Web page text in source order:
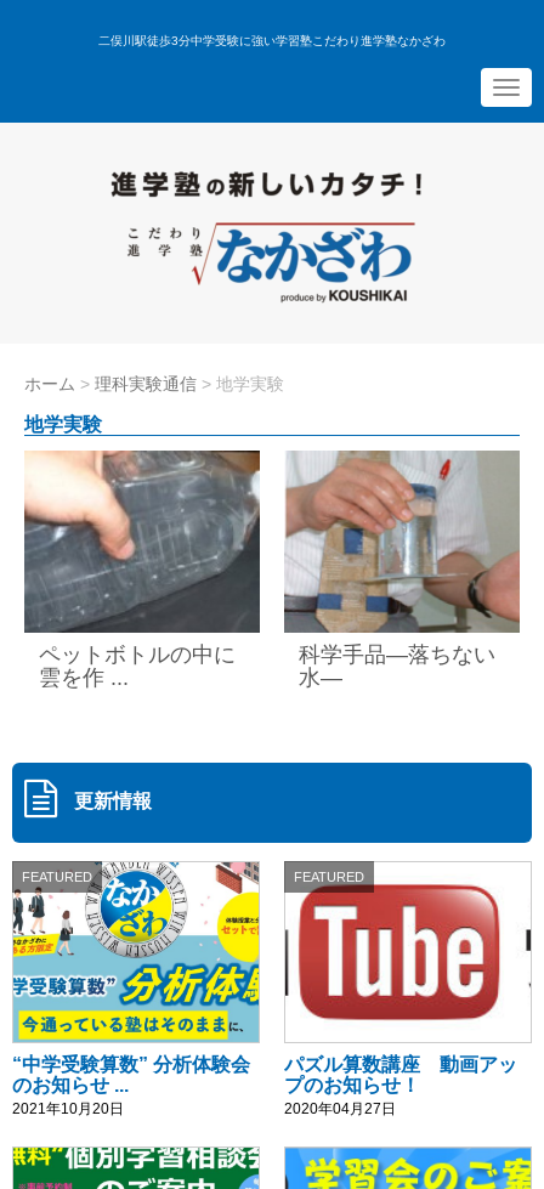
二俣川駅徒歩3分中学受験に強い学習塾こだわり進学塾なかざわ
N
a
v
ホーム > 理科実験通信 > 地学実験
地学実験
ペットボトルの中に
雲を作 ...
科学手品―落ちない
水―
更新情報
FEATURED
“中学受験算数” 分析体験会
のお知らせ ...
2021年10月20日
FEATURED
パズル算数講座 動画アッ
プのお知らせ！
2020年04月27日